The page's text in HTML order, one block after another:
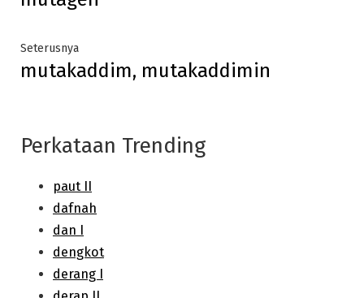
SeterusnyaNext
post:
mutakaddim, mutakaddimin
Perkataan Trending